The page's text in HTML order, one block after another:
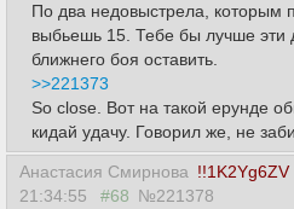
По два недовыстрела, которым
выбьешь 15. Тебе бы лучше эти
ближнего боя оставить.
>>221373
So close. Вот на такой ерунде
кидай удачу. Говорил же, не
Анастасия Смирнова !!1K2Yg6ZV
21:34:55
#68 №221378